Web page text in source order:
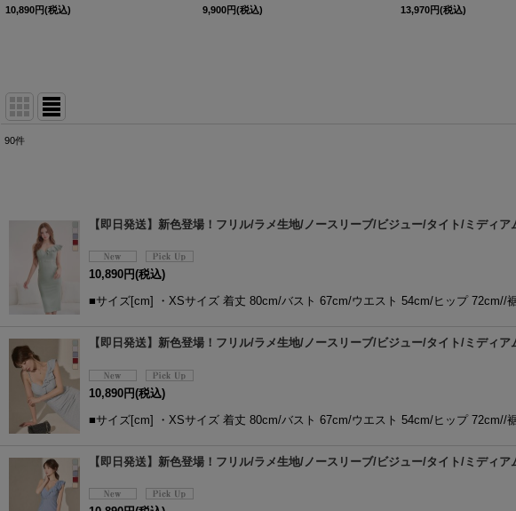
10,890円(税込) 9,900円(税込) 13,970円(税込)
90件
【即日発送】新色登場！フリル/ラメ生地/ノースリーブ/ビジュー/タイト/ミディ
10,890 円(税込)
■サイズ[cm] ・XSサイズ 着丈 80cm/バスト 67cm/ウエスト 54cm/ヒップ
【即日発送】新色登場！フリル/ラメ生地/ノースリーブ/ビジュー/タイト/ミディ
10,890円(税込)
■サイズ[cm] ・XSサイズ 着丈 80cm/バスト 67cm/ウエスト 54cm/ヒップ 72cm//
【即日発送】新色登場！フリル/ラメ生地/ノースリーブ/ビジュー/タイト/ミディ